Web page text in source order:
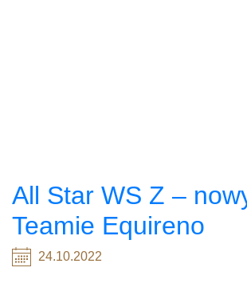
All Star WS Z –
Teamie Equireno
24.10.2022